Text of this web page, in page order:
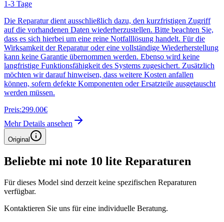
1-3 Tage
Die Reparatur dient ausschließlich dazu, den kurzfristigen Zugriff
auf die vorhandenen Daten wiederherzustellen. Bitte beachten Sie,
dass es sich hierbei um eine reine Notfalllösung handelt. Für die
Wirksamkeit der Reparatur oder eine vollständige Wiederherstellung
kann keine Garantie übernommen werden. Ebenso wird keine
langfristige Funktionsfähigkeit des Systems zugesichert. Zusätzlich
möchten wir darauf hinweisen, dass weitere Kosten anfallen
können, sofern defekte Komponenten oder Ersatzteile ausgetauscht
werden müssen.
Preis:299.00€
Mehr Details ansehen
Original
Beliebte mi note 10 lite Reparaturen
Für dieses Model sind derzeit keine spezifischen Reparaturen
verfügbar.
Kontaktieren Sie uns für eine individuelle Beratung.